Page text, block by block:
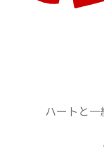
ハートと一